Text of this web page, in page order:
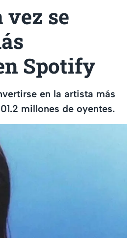
se
Spotify
en la artista más
millones de oyentes.